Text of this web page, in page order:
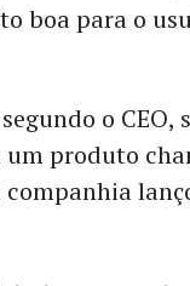
boa para o
o CEO,
produto
companhia